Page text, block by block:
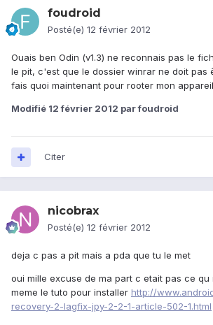
foudroid
Posté(e) 12 février 2012
Ouais ben Odin (v1.3) ne reconnais pas le
le pit, c'est que le dossier winrar ne doit pas
fais quoi maintenant pour rooter mon
Modifié 12 février 2012 par foudroid
Citer
nicobrax
Posté(e) 12 février 2012
deja c pas a pit mais a pda que tu le met
oui mille excuse de ma part c etait pas ce qu
meme le tuto pour installer http://
recovery-2-lagfix-jpy-2-2-1-article-502-1.html